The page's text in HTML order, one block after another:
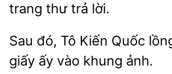
trang thư
lời.
Sau đó, Tô Kiến Quốc
giấy
vào khung ảnh.